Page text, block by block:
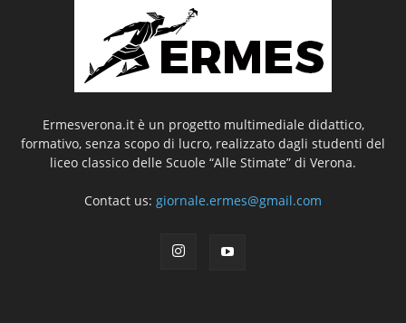
Ermesverona.it è un progetto multimediale didattico,
formativo, senza scopo di lucro, realizzato dagli studenti del
liceo classico delle Scuole “Alle Stimate” di Verona.
Contact us: giornale.ermes@gmail.com